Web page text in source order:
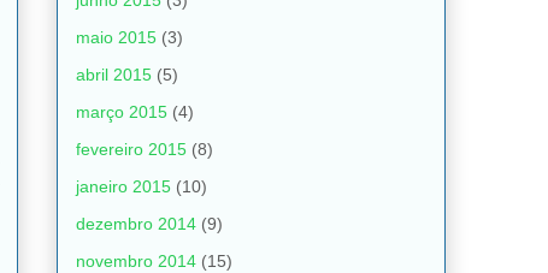
maio 2015(3)
abril 2015(5)
março 2015(4)
fevereiro 2015(8)
janeiro 2015(10)
dezembro 2014(9)
novembro 2014(15)